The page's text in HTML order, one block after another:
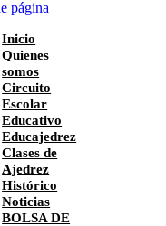
página
Inicio
Quienes
somos
Circuito
Escolar
Educativo
Educajedrez
Clases de
Ajedrez
Histórico
Noticias
BOLSA DE